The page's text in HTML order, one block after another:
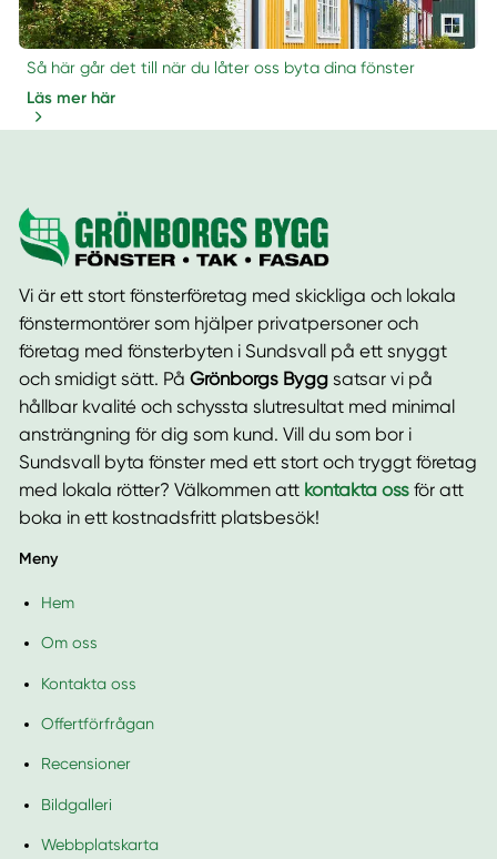
Så här går det till när du låter oss byta dina fönster
Läs mer här
Vi är ett stort fönsterföretag med skickliga och lokala
fönstermontörer som hjälper privatpersoner och
företag med fönsterbyten i Sundsvall på ett snyggt
och smidigt sätt. På Grönborgs Bygg satsar vi på
hållbar kvalité och schyssta slutresultat med minimal
ansträngning för dig som kund. Vill du som bor i
Sundsvall byta fönster med ett stort och tryggt företag
med lokala rötter? Välkommen att kontakta ossför att
boka in ett kostnadsfritt platsbesök!
Meny
Hem
Om oss
Kontakta oss
Offertförfrågan
Recensioner
Bildgalleri
Webbplatskarta